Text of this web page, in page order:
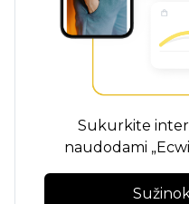
Sukurkite
naudodami